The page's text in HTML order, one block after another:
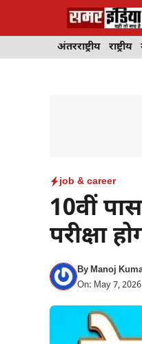
अंतरराष्ट्रीय राष्ट्रीय
job & career
10वीं
परीक्षा
ByManoj
On: May 7,